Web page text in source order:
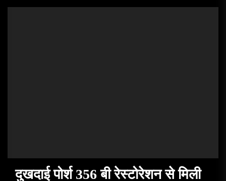
दुखदाई पोर्श 356 बी रेस्टोरेशन से मिली